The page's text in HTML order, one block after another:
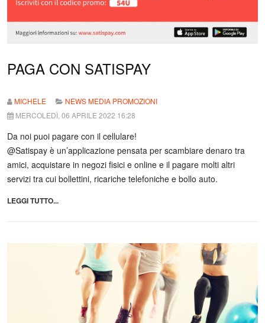
PAGA CON SATISPAY
MICHELE
NEWS MEDIA PROMOZIONI
MERCOLEDÌ, 06 APRILE 2022 16:28
Da noi puoi pagare con il cellulare!
@Satispay è un’applicazione pensata per scambiare denaro tra
amici, acquistare in negozi fisici e online e il pagare molti altri
servizi tra cui bollettini, ricariche telefoniche e bollo auto.
LEGGI TUTTO...